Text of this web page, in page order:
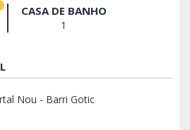
CASA DE BANHO
1
Nou - Barri Gotic